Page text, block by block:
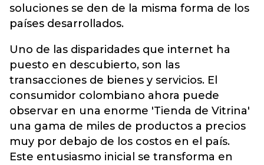
soluciones se den de la misma forma de los
países desarrollados.
Uno de las disparidades que internet ha
puesto en descubierto, son las
transacciones de bienes y servicios. El
consumidor colombiano ahora puede
observar en una enorme 'Tienda de Vitrina'
una gama de miles de productos a precios
muy por debajo de los costos en el país.
Este entusiasmo inicial se transforma en